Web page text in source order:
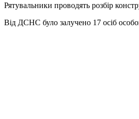
Рятувальники проводять розбір
Від ДСНС було залучено 17 осіб